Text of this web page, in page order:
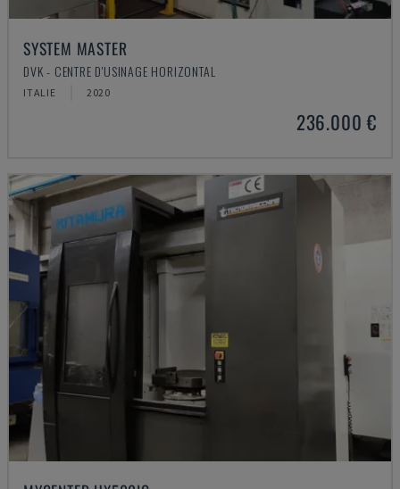
SYSTEM MASTER
DVK - CENTRE D'USINAGE HORIZONTAL
ITALIE 2020
236.000 €